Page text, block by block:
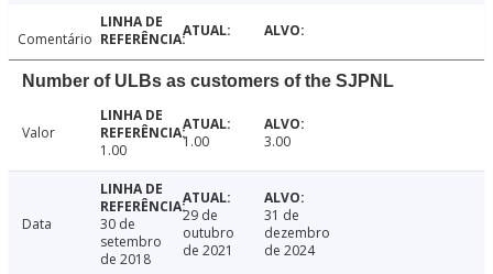
Comentário
Number of ULBs as customers of the SJPNL
Valor
1.00
1.00 3.00
Data
30 de
setembro
de 2018
29 de
outubro
de 2021
31 de
dezembro
de 2024